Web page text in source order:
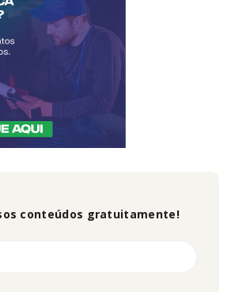
conteúdos gratuitamente!